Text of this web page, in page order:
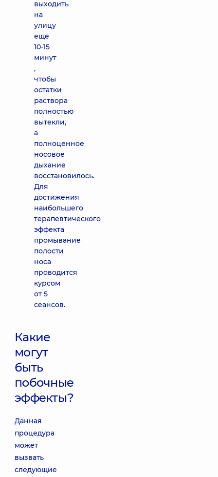
выходить
на
улицу
еще
10-15
минут
,
чтобы
остатки
раствора
полностью
вытекли,
а
полноценное
носовое
дыхание
восстановилось.
Для
достижения
наибольшего
терапевтического
эффекта
промывание
полости
носа
проводится
курсом
от 5
сеансов.
Какие
могут
быть
побочные
эффекты?
Данная
процедура
может
вызвать
следующие